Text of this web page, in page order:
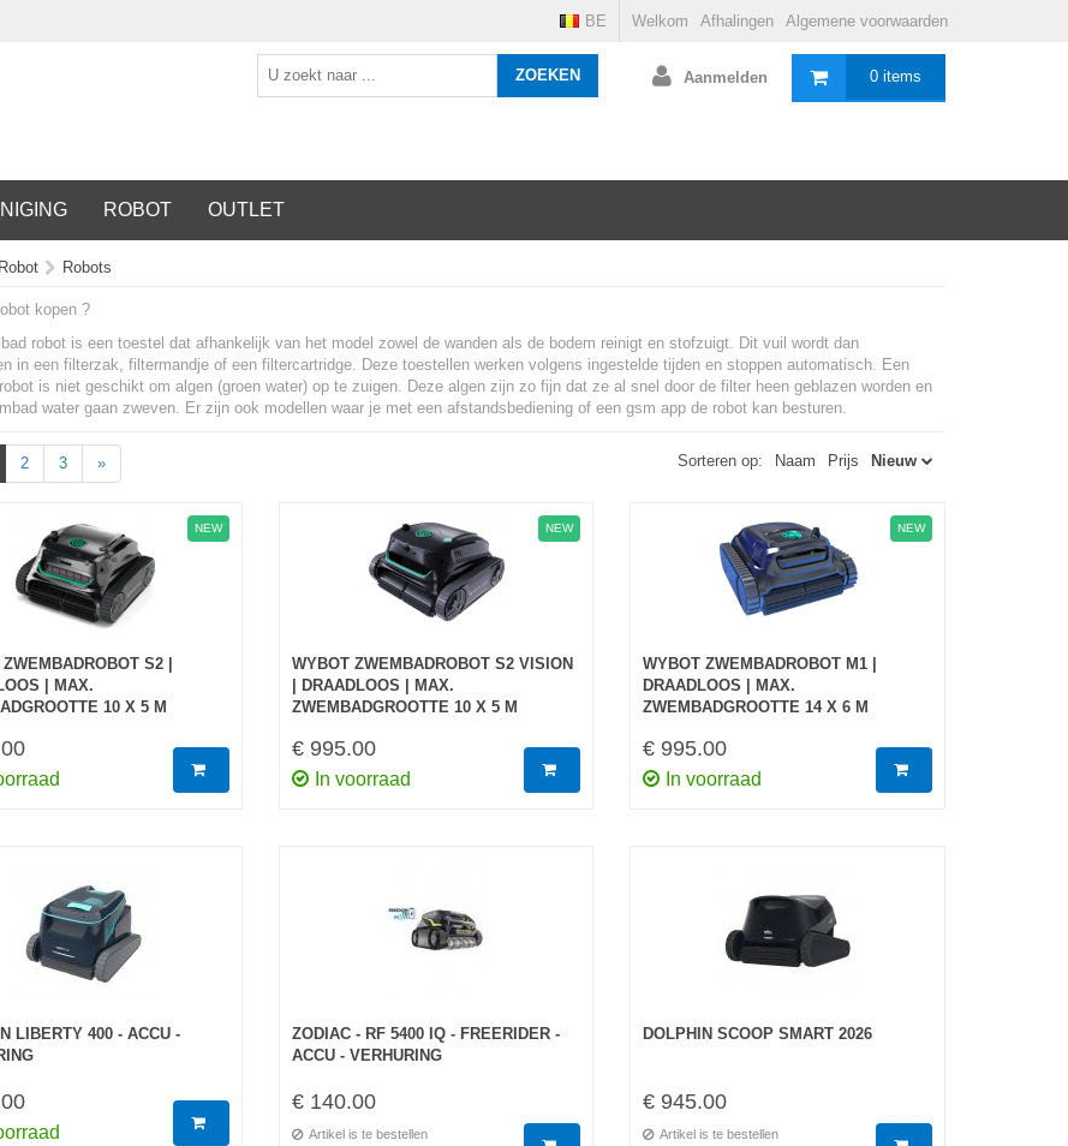
Welkom Afhalingen Algemene voorwaarden
BE
0 items
Aanmelden
ZOEKEN
ROBOT OUTLET
Robot Robots
kopen ?
robot is een toestel dat afhankelijk van het model zowel de wanden als de bodem reinigt en stofzuigt. Dit vuil wordt dan
in een filterzak, filtermandje of een filtercartridge. Deze toestellen werken volgens ingestelde tijden en stoppen automatisch. Een
is niet geschikt om algen (groen water) op te zuigen. Deze algen zijn zo fijn dat ze al snel door de filter heen geblazen worden en
water gaan zweven. Er zijn ook modellen waar je met een afstandsbediening of een gsm app de robot kan besturen.
2 3 » Sorteren op: Naam Prijs Nieuw
NEW
S2 |
| MAX.
10 X 5 M
NEW
WYBOT ZWEMBADROBOT S2 VISION
| DRAADLOOS | MAX.
ZWEMBADGROOTTE 10 X 5 M
€ 995.00
In voorraad
NEW
WYBOT ZWEMBADROBOT M1 |
DRAADLOOS | MAX.
ZWEMBADGROOTTE 14 X 6 M
€ 995.00
In voorraad
LIBERTY 400 - ACCU -
ZODIAC - RF 5400 IQ - FREERIDER -
ACCU - VERHURING
€ 140.00
Artikel is te bestellen
DOLPHIN SCOOP SMART 2026
€ 945.00
Artikel is te bestellen